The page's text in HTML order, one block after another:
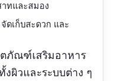
ทและสมอง
ดเก็บสะดวก และ
ภัณฑ์เสริมอาหาร
ผิวและระบบต่าง ๆ